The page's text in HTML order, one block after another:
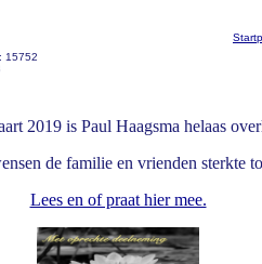
15752
2019 is Paul Haagsma helaas
de familie en vrienden sterkte
Lees en of praat hier mee.